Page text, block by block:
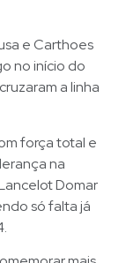
e Carthoes
no início do
a linha
força total e
na
Domar
só falta já